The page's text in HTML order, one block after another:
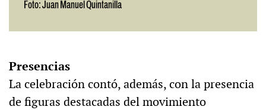
Foto: Juan Manuel Quintanilla
Presencias
La celebración contó, además, con la presencia
de figuras destacadas del movimiento